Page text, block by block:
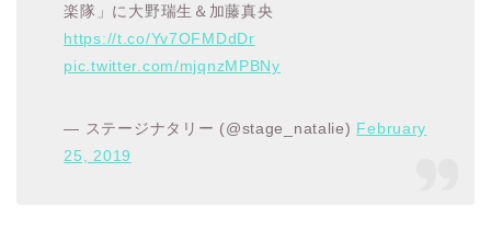
楽隊」に大野瑞生＆加藤真央
https://t.co/Yv7OFMDdDr
pic.twitter.com/mjqnzMPBNy
— ステージナタリー (@stage_natalie) February
25, 2019